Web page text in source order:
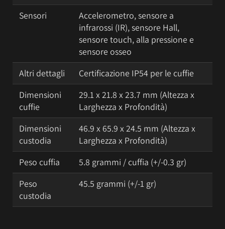
Sensori
Accelerometro, sensore a
infrarossi (IR), sensore Hall,
sensore touch, alla pressione e
sensore osseo
Altri dettagli
Certificazione IP54 per le cuffie
Dimensioni
cuffie
29.1 x 21.8 x 23.7 mm (Altezza x
Larghezza x Profondità)
Dimensioni
custodia
46.9 x 65.9 x 24.5 mm (Altezza x
Larghezza x Profondità)
Peso cuffia
5.8 grammi / cuffia (+/-0.3 gr)
Peso
custodia
45.5 grammi (+/-1 gr)